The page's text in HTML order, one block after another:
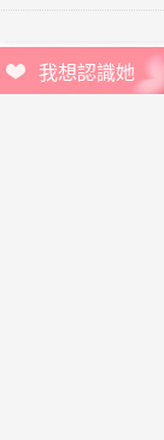
我想認識她